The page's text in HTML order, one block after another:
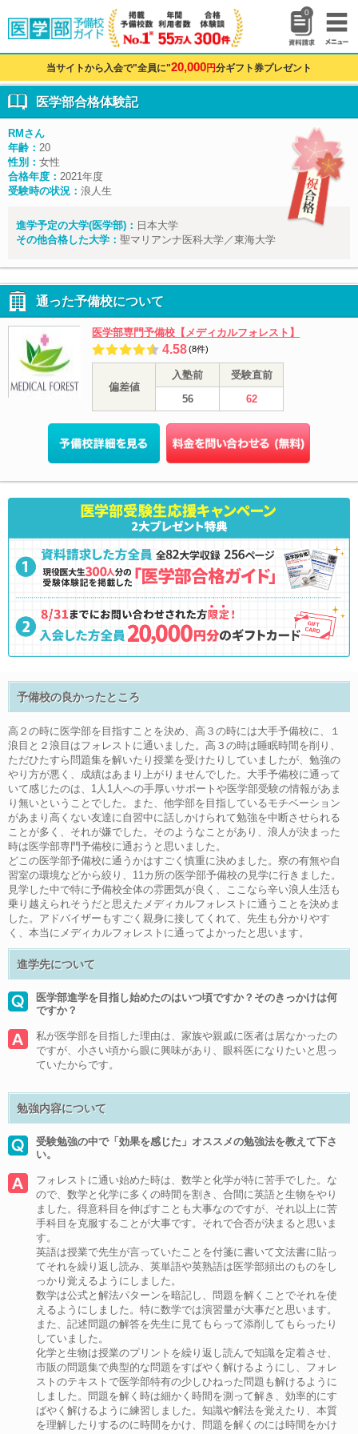
0
当サイトから入会で"全員に"20,000円分ギフト券プレゼント
医学部合格体験記
RMさん
年齢： 20
性別： 女性
合格年度： 2021年度
受験時の状況： 浪人生
進学予定の大学(医学部)： 日本大学
その他合格した大学： 聖マリアンナ医科大学／東海大学
通った予備校について
医学部専門予備校【メディカルフォレスト】
4.58(8件)
偏差値
入塾前
受験直前
56
62
予備校の良かったところ
高２の時に医学部を目指すことを決め、高３の時には大手予備校に、１
浪目と２浪目はフォレストに通いました。高３の時は睡眠時間を削り、
ただひたすら問題集を解いたり授業を受けたりしていましたが、勉強の
やり方が悪く、成績はあまり上がりませんでした。大手予備校に通って
いて感じたのは、1人1人への手厚いサポートや医学部受験の情報があま
り無いということでした。また、他学部を目指しているモチベーション
があまり高くない友達に自習中に話しかけられて勉強を中断させられる
ことが多く、それが嫌でした。そのようなことがあり、浪人が決まった
時は医学部専門予備校に通おうと思いました。
どこの医学部予備校に通うかはすごく慎重に決めました。寮の有無や自
習室の環境などから絞り、11カ所の医学部予備校の見学に行きました。
見学した中で特に予備校全体の雰囲気が良く、ここなら辛い浪人生活も
乗り越えられそうだと思えたメディカルフォレストに通うことを決めま
した。アドバイザーもすごく親身に接してくれて、先生も分かりやす
く、本当にメディカルフォレストに通ってよかったと思います。
進学先について
医学部進学を目指し始めたのはいつ頃ですか？そのきっかけは何
ですか？
私が医学部を目指した理由は、家族や親戚に医者は居なかったの
ですが、小さい頃から眼に興味があり、眼科医になりたいと思っ
ていたからです。
勉強内容について
受験勉強の中で「効果を感じた」オススメの勉強法を教えて下さ
い。
フォレストに通い始めた時は、数学と化学が特に苦手でした。な
ので、数学と化学に多くの時間を割き、合間に英語と生物をやり
ました。得意科目を伸ばすことも大事なのですが、それ以上に苦
手科目を克服することが大事です。それで合否が決まると思いま
す。
英語は授業で先生が言っていたことを付箋に書いて文法書に貼っ
てそれを繰り返し読み、英単語や英熟語は医学部頻出のものをし
っかり覚えるようにしました。
数学は公式と解法パターンを暗記し、問題を解くことでそれを使
えるようにしました。特に数学では演習量が大事だと思います。
また、記述問題の解答を先生に見てもらって添削してもらったり
していました。
化学と生物は授業のプリントを繰り返し読んで知識を定着させ、
市販の問題集で典型的な問題をすばやく解けるようにし、フォレ
ストのテキストで医学部特有の少しひねった問題も解けるように
しました。問題を解く時は細かく時間を測って解き、効率的にす
ばやく解けるように練習しました。知識や解法を覚えたり、本質
を理解したりするのに時間をかけ、問題を解くのには時間をかけ